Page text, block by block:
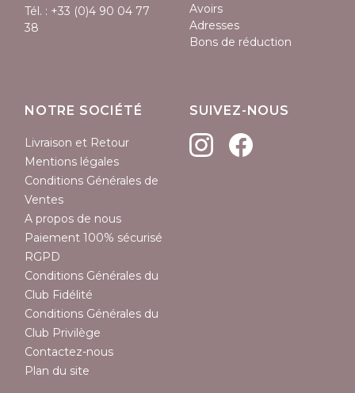
Tél. : +33 (0)4 90 04 77
38
Avoirs
Adresses
Bons de réduction
NOTRE SOCIÉTÉ
Livraison et Retour
Mentions légales
Conditions Générales de
Ventes
A propos de nous
Paiement 100% sécurisé
RGPD
Conditions Générales du
Club Fidélité
Conditions Générales du
Club Privilège
Contactez-nous
Plan du site
SUIVEZ-NOUS